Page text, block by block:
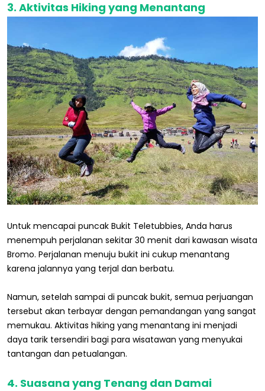
3. Aktivitas Hiking yang Menantang
Untuk mencapai puncak Bukit Teletubbies, Anda harus
menempuh perjalanan sekitar 30 menit dari kawasan wisata
Bromo. Perjalanan menuju bukit ini cukup menantang
karena jalannya yang terjal dan berbatu.
Namun, setelah sampai di puncak bukit, semua perjuangan
tersebut akan terbayar dengan pemandangan yang sangat
memukau. Aktivitas hiking yang menantang ini menjadi
daya tarik tersendiri bagi para wisatawan yang menyukai
tantangan dan petualangan.
4. Suasana yang Tenang dan Damai